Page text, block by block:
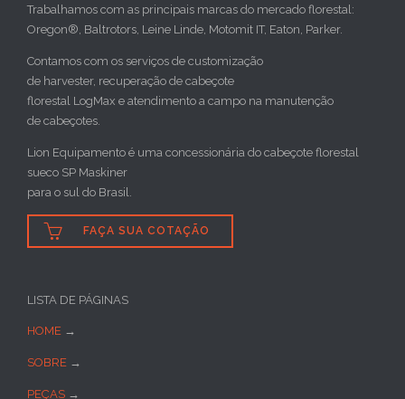
Trabalhamos com as principais marcas do mercado florestal:
Oregon®, Baltrotors, Leine Linde, Motomit IT, Eaton, Parker.
Contamos com os serviços de customização
de harvester, recuperação de cabeçote
florestal LogMax e atendimento a campo na manutenção
de cabeçotes.
Lion Equipamento é uma concessionária do cabeçote florestal
sueco SP Maskiner
para o sul do Brasil.
 FAÇA SUA COTAÇÃO
LISTA DE PÁGINAS
HOME →
SOBRE →
PEÇAS →